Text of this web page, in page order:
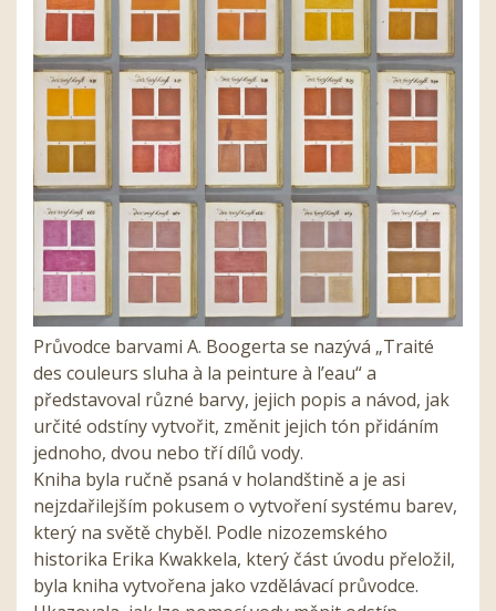
Průvodce barvami A. Boogerta se nazývá „Traité
des couleurs sluha à la peinture à l’eau“ a
představoval různé barvy, jejich popis a návod, jak
určité odstíny vytvořit, změnit jejich tón přidáním
jednoho, dvou nebo tří dílů vody.
Kniha byla ručně psaná v holandštině a je asi
nejzdařilejším pokusem o vytvoření systému barev,
který na světě chyběl. Podle nizozemského
historika Erika Kwakkela, který část úvodu přeložil,
byla kniha vytvořena jako vzdělávací průvodce.